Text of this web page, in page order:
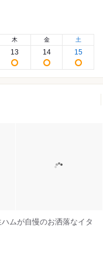
木
13
金
14
土
15
ムが自慢のお洒落なイタ